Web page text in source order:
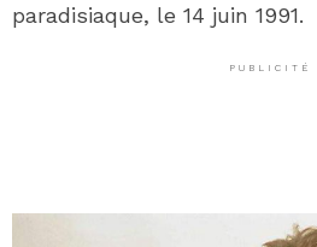
paradisiaque, le 14 juin 1991.
PUBLICITÉ